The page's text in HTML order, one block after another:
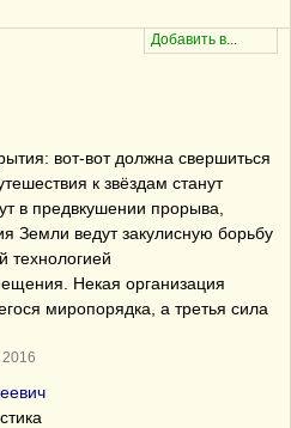
вот-вот должна свершиться
к звёздам станут
в предвкушении прорыва,
Земли ведут закулисную борьбу
технологией
Некая организация
миропорядка, а третья сила